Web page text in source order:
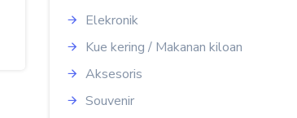
Elekronik
Kue kering / Makanan kiloan
Aksesoris
Souvenir